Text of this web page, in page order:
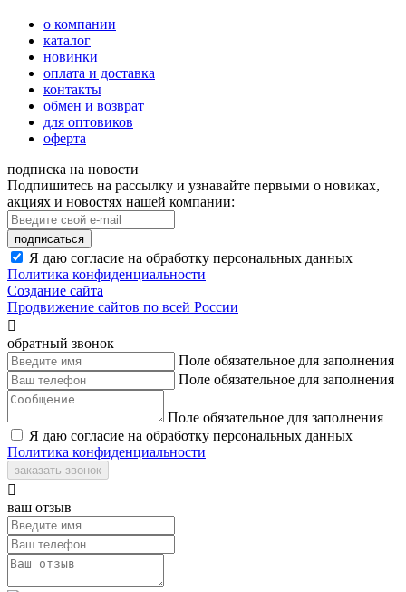
о компании
каталог
новинки
оплата и доставка
контакты
обмен и возврат
для оптовиков
оферта
подписка на новости
Подпишитесь на рассылку и узнавайте первыми о новиках,
акциях и новостях нашей компании:
подписаться
Я даю согласие на обработку персональных данных
Политика конфиденциальности
Создание сайта
Продвижение сайтов по всей России

обратный звонок
Поле обязательное для заполнения
Поле обязательное для заполнения
Поле обязательное для заполнения
Я даю согласие на обработку персональных данных
Политика конфиденциальности
заказать звонок

ваш отзыв